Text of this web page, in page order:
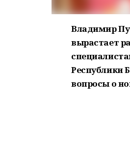
Владимир
вырастает
Республики
вопросы о